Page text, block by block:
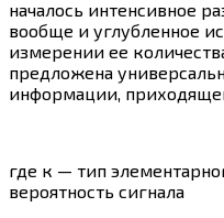
началось интенсивное
вообще и углубленное
измерении ее
предложена
информации,
где к — тип
вероятность сигнала